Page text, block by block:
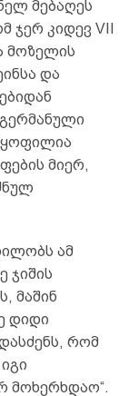
მებაღეს
ჯერ კიდევ VII
მოზელის
და
მიერ,
ამ
ჯიშის
მაშინ
დიდი
რომ
მოხერხდაო“.